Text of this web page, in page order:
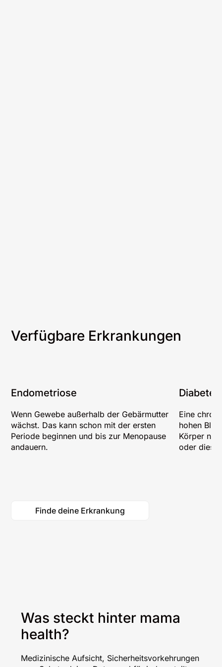
Verfügbare Erkrankungen
Endometriose
Wenn Gewebe außerhalb der Gebärmutter
wächst. Das kann schon mit der ersten
Periode beginnen und bis zur Menopause
andauern.
Diabetes
Eine
hohen
Körper
oder
Finde deine Erkrankung
Was steckt hinter mama
health?
Medizinische Aufsicht, Sicherheitsvorkehrungen